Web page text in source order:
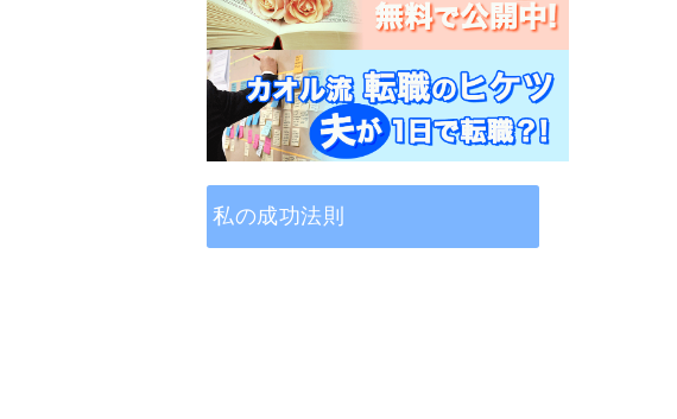
私の成功法則